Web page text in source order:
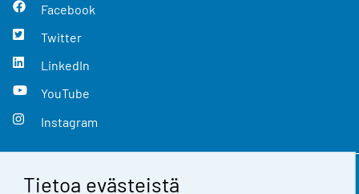
Tietoa evästeistä
Facebook
Twitter
LinkedIn
YouTube
Instagram
Yhteystiedot